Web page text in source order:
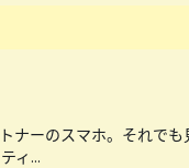
ナーのスマホ。それ
ィ...